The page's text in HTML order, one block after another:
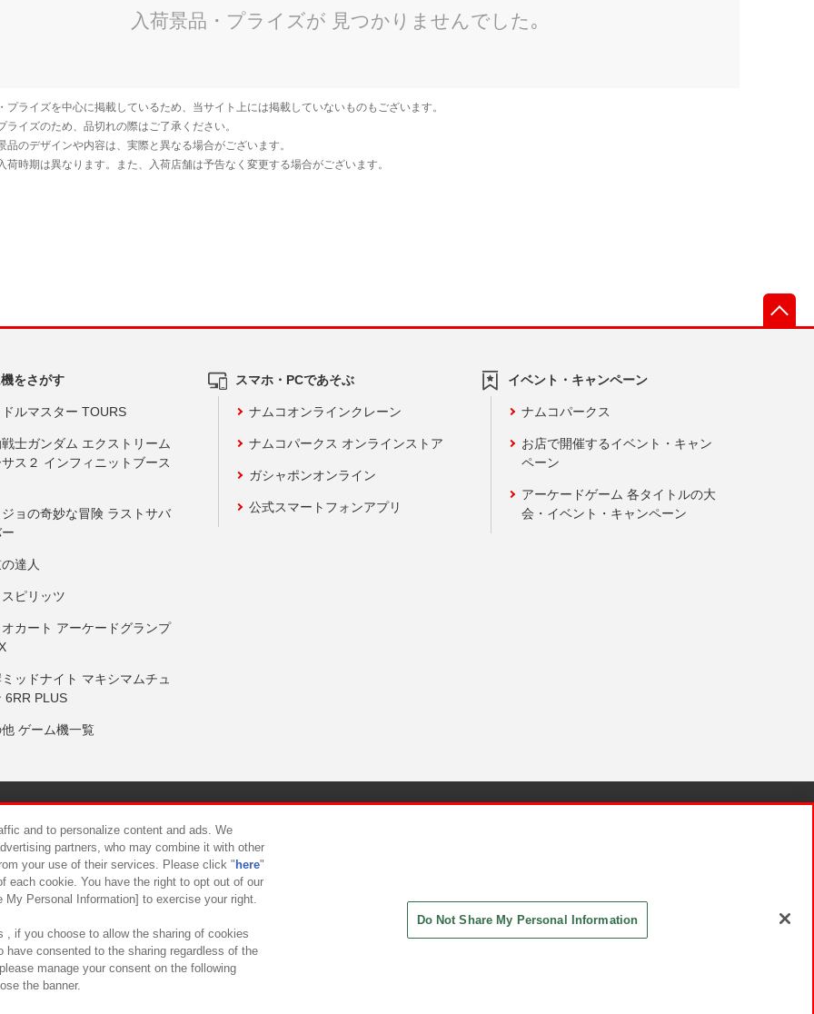
をさがす
ルマスター TOURS
士ガンダム エクストリーム
ス２ インフィニットブース
ョの奇妙な冒険 ラストサバ
達人
ピリッツ
カート アーケードグランプ
ッドナイト マキシマムチュ
6RR PLUS
ゲーム機一覧
スマホ・PCであそぶ
ナムコオンラインクレーン
ナムコパークス オンラインストア
ガシャポンオンライン
公式スマートフォンアプリ
イベント・キャンペーン
ナムコパークス
お店で開催するイベント・キャン
ペーン
アーケードゲーム 各タイトルの大
会・イベント・キャンペーン
について カスタマーハラスメント対応方針
and to personalize content and ads. We
partners, who may combine it with other
your use of their services. Please click " here"
each cookie. You have the right to opt out of our
Personal Information] to exercise your right.
, if you choose to allow the sharing of cookies
have consented to the sharing regardless of the
manage your consent on the following
the banner.
Do Not Share My Personal Information